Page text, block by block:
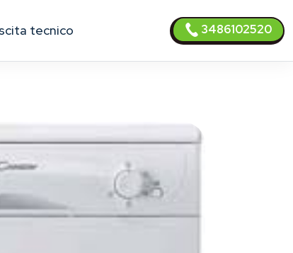
uscita tecnico 3486102520